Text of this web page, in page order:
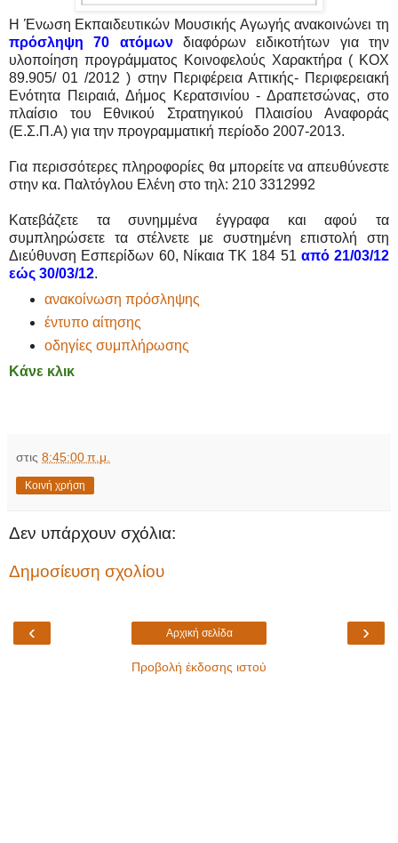
Η Ένωση Εκπαιδευτικών Μουσικής Αγωγής ανακοινώνει τη
πρόσληψη 70 ατόμωνδιαφόρων ειδικοτήτων για την
υλοποίηση προγράμματος Κοινοφελούς Χαρακτήρα ( ΚΟΧ
89.905/ 01 /2012 ) στην Περιφέρεια Αττικής- Περιφερειακή
Ενότητα Πειραιά, Δήμος Κερατσινίου - Δραπετσώνας, στο
πλαίσιο του Εθνικού Στρατηγικού Πλαισίου Αναφοράς
(Ε.Σ.Π.Α) για την προγραμματική περίοδο 2007-2013.
Για περισσότερες πληροφορίες θα μπορείτε να απευθύνεστε
στην κα. Παλτόγλου Ελένη στο τηλ: 210 3312992
Κατεβάζετε τα συνημμένα έγγραφα και αφού τα
συμπληρώσετε τα στέλνετε με συστημένη επιστολή στη
Διεύθυνση Εσπερίδων 60, Νίκαια ΤΚ 184 51 από 21/03/12
εώς 30/03/12.
ανακοίνωση πρόσληψης
έντυπο αίτησης
οδηγίες συμπλήρωσης
Κάνε κλικ
στις 8:45:00 π.μ.
Κοινή χρήση
Δεν υπάρχουν σχόλια:
Δημοσίευση σχολίου
‹ ›
Αρχική σελίδα
Προβολή έκδοσης ιστού